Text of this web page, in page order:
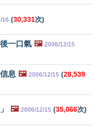
16 (30,331次)
一口氣 🖼️ 2006/12/15
息 🖼️ 2006/12/15 (28,539
🖼️ 2006/12/15 (35,066次)